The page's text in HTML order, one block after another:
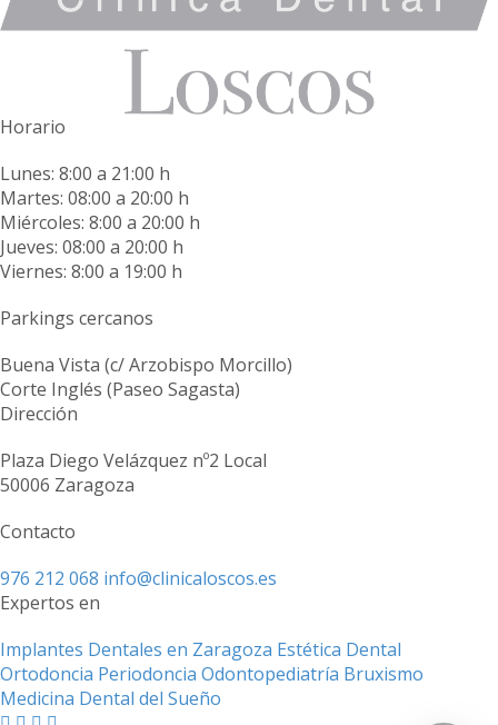
Horario
Lunes: 8:00 a 21:00 h
Martes: 08:00 a 20:00 h
Miércoles: 8:00 a 20:00 h
Jueves: 08:00 a 20:00 h
Viernes: 8:00 a 19:00 h
Parkings cercanos
Buena Vista (c/ Arzobispo Morcillo)
Corte Inglés (Paseo Sagasta)
Dirección
Plaza Diego Velázquez nº2 Local
50006 Zaragoza
Contacto
976 212 068 info@clinicaloscos.es
Expertos en
Implantes Dentales en Zaragoza Estética Dental
Ortodoncia Periodoncia Odontopediatría Bruxismo
Medicina Dental del Sueño